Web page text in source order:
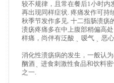
较不规律，且常在餐后1小时内
再出现同样症状. 疼痛发作可持
秋季节发作多见. 十二指肠溃疡
溃疡疼痛多在中上腹部稍偏高
样痛，尚伴有泛酸 嗳气 恶心
消化性溃疡病的发生，一般认
酗酒
进食刺激性食品和饮料
之一.